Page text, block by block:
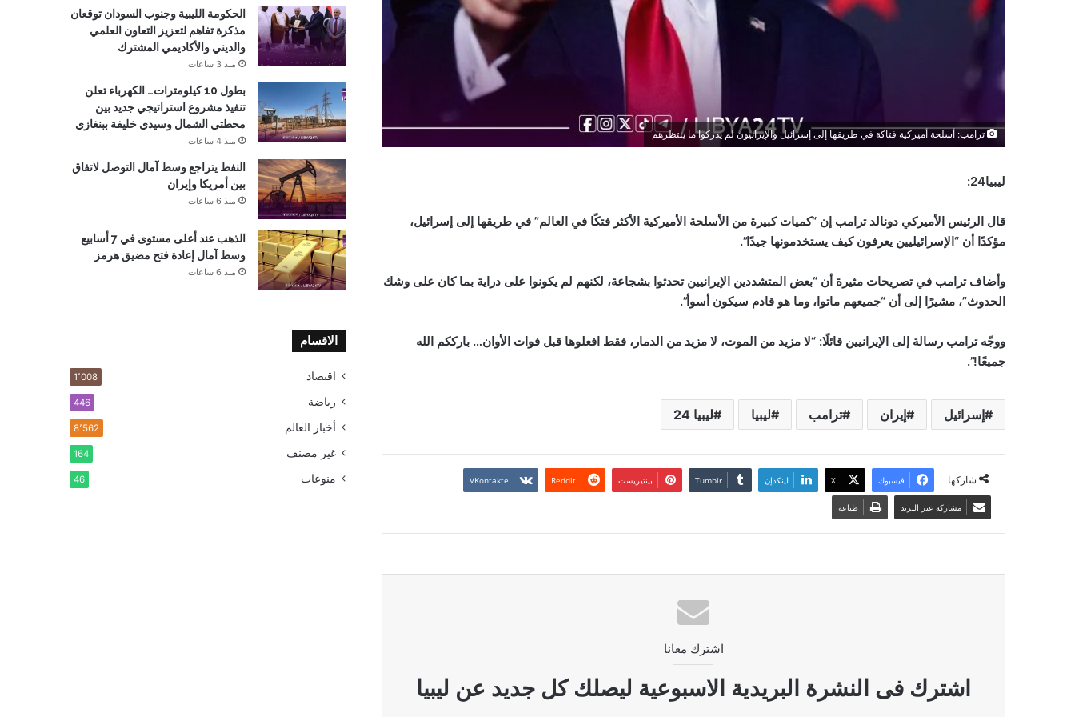
ترامب: أسلحة أميركية فتاكة في طريقها إلى إسرائيل والإيرانيون لم يدركوا ما ينتظرهم
ليبيا24:
قال الرئيس الأميركي دونالد ترامب إن “كميات كبيرة من الأسلحة الأميركية الأكثر فتكًا في العالم” في طريقها إلى إسرائيل،
مؤكدًا أن “الإسرائيليين يعرفون كيف يستخدمونها جيدًا”.
وأضاف ترامب في تصريحات مثيرة أن “بعض المتشددين الإيرانيين تحدثوا بشجاعة، لكنهم لم يكونوا على دراية بما كان على وشك
الحدوث”، مشيرًا إلى أن “جميعهم ماتوا، وما هو قادم سيكون أسوأ”.
ووجّه ترامب رسالة إلى الإيرانيين قائلًا: “لا مزيد من الموت، لا مزيد من الدمار، فقط افعلوها قبل فوات الأوان… بارككم الله
جميعًا!”.
إسرائيل إيران ترامب ليبيا ليبيا 24
شاركها فيسبوك ‫X لينكدإن بينتيريست
مشاركة عبر البريد طباعة
اشترك معانا
اشترك فى النشرة البريدية الاسبوعية ليصلك كل جديد عن ليبيا
الحكومة الليبية وجنوب السودان توقعان
مذكرة تفاهم لتعزيز التعاون العلمي
والديني والأكاديمي المشترك
منذ 3 ساعات
بطول 10 كيلومترات… الكهرباء تعلن
تنفيذ مشروع استراتيجي جديد بين
محطتي الشمال وسيدي خليفة ببنغازي
منذ 4 ساعات
النفط يتراجع وسط آمال التوصل لاتفاق
بين أمريكا وإيران
منذ 6 ساعات
الذهب عند أعلى مستوى في 7 أسابيع
وسط آمال إعادة فتح مضيق هرمز
منذ 6 ساعات
الاقسام
اقتصاد 1٬008
رياضة 446
أخبار العالم 8٬562
غير مصنف 164
منوعات 46